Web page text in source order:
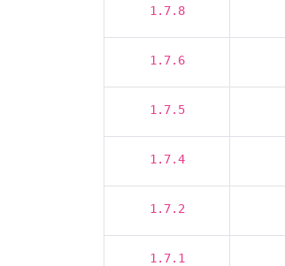
1.7.8
1.7.6
1.7.5
1.7.4
1.7.2
1.7.1